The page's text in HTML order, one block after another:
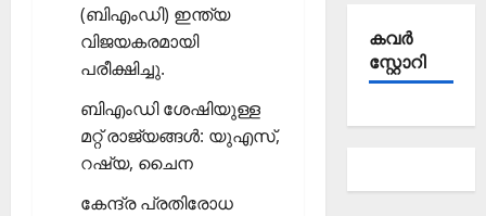
(ബിഎംഡി) ഇന്ത്യ
വിജയകരമായി
പരീക്ഷിച്ചു.
ബിഎംഡി ശേഷിയുള്ള
മറ്റ് രാജ്യങ്ങള്‍: യുഎസ്,
റഷ്യ, ചൈന
കേന്ദ്ര പ്രതിരോധ
കവര്‍
സ്റ്റോറി